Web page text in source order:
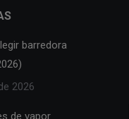
barredora
2026
de vapor